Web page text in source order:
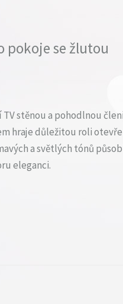
pokoje se žlutou
stěnou a pohodlnou
hraje důležitou roli
a světlých tónů
eleganci.